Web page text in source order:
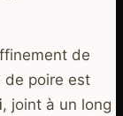
de
de poire est
, joint à un long